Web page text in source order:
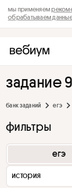
мы применяем
обрабатываем
задание
банк заданий егэ
фильтры
егэ
история